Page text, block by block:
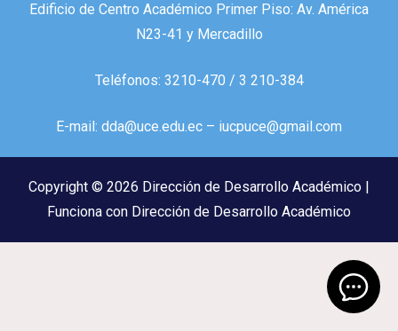
Edificio de Centro Académico Primer Piso: Av. América
N23-41 y Mercadillo
Teléfonos: 3210-470 / 3 210-384
E-mail: dda@uce.edu.ec – iucpuce@gmail.com
Copyright © 2026 Dirección de Desarrollo Académico |
Funciona con Dirección de Desarrollo Académico